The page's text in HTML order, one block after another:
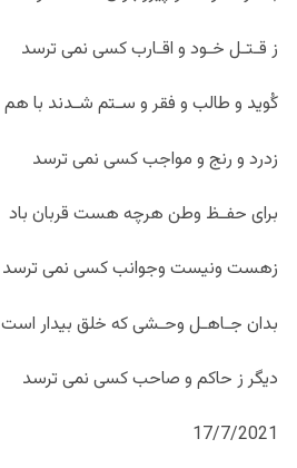
ز قـتـل خـود و اقـارب کسی نمی ترسد
کُوید و طالب و فقر و سـتم شـدند با هم
زدرد و رنج و مواجب کسی نمی ترسد
برای حفـظ وطن هرچه هست قربان باد
زهست ونیست وجوانب کسی نمی ترسد
بدان جـاهـل وحـشی که خلق بیدار است
دیگر ز حاکم و صاحب کسی نمی ترسد
17/7/2021